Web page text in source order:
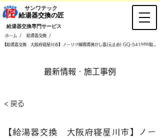
ホーム / 給湯器交換 /
​サンワテック
​給湯器交換の匠
​給湯器交換専門サービス
​最新情報・施工事例
< 戻る
【給湯器交換 大阪府寝屋川市】ノー